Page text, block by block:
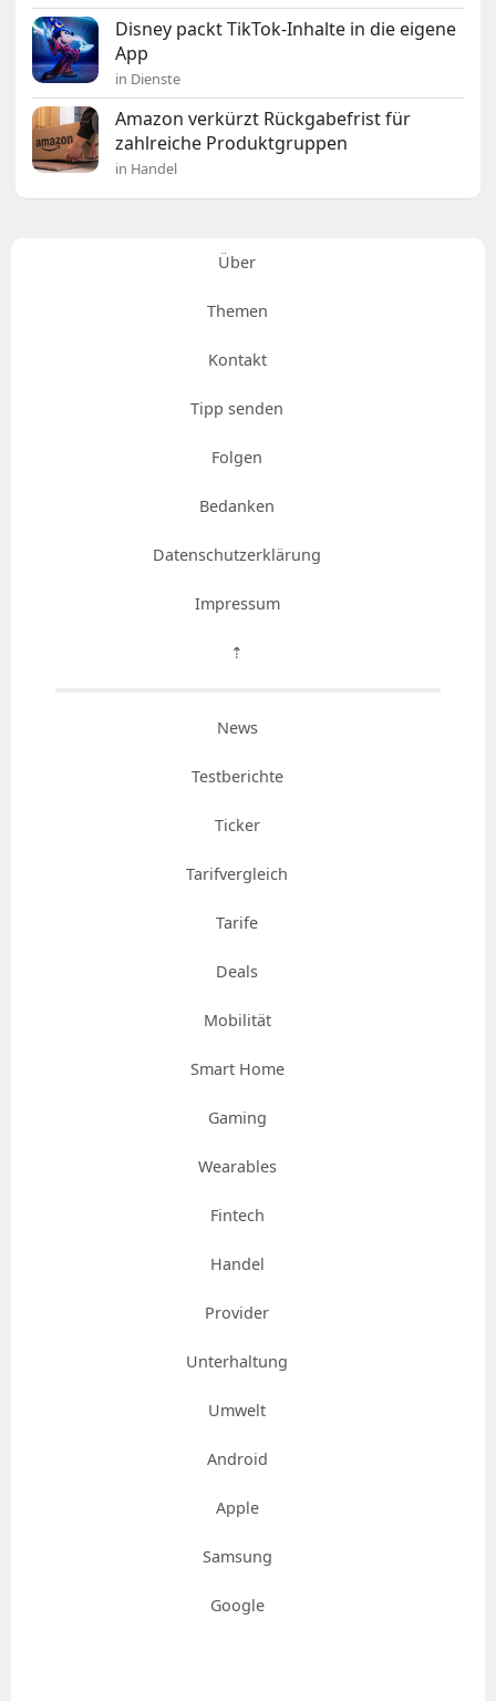
Disney packt TikTok-Inhalte in die eigene
App
in Dienste
Amazon verkürzt Rückgabefrist für
zahlreiche Produktgruppen
in Handel
Über
Themen
Kontakt
Tipp senden
Folgen
Bedanken
Datenschutzerklärung
Impressum
⇡
News
Testberichte
Ticker
Tarifvergleich
Tarife
Deals
Mobilität
Smart Home
Gaming
Wearables
Fintech
Handel
Provider
Unterhaltung
Umwelt
Android
Apple
Samsung
Google